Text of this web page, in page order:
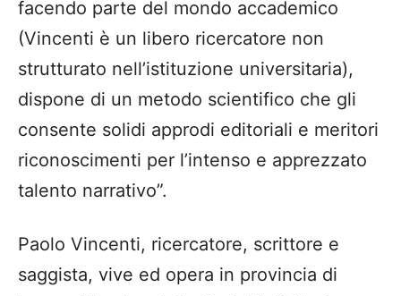
facendo parte del mondo accademico
(Vincenti è un libero ricercatore non
strutturato nell’istituzione universitaria),
dispone di un metodo scientifico che gli
consente solidi approdi editoriali e meritori
riconoscimenti per l’intenso e apprezzato
talento narrativo”.
Paolo Vincenti, ricercatore, scrittore e
saggista, vive ed opera in provincia di